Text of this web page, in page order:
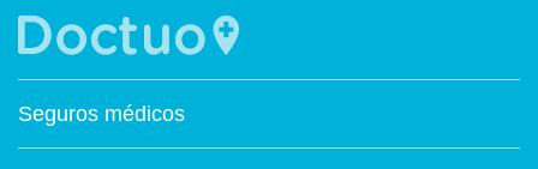
Seguros médicos